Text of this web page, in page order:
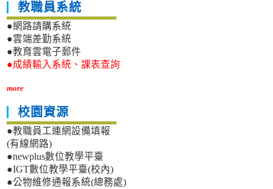
教職員系統
●網路請購系統
●雲端差勤系統
●教育雲電子郵件
●成績輸入系統、課表查詢
more
校園資源
●教職員工連網設備填報
(有線網路)
●newplus數位教學平臺
●IGT數位教學平臺(校內)
●公物維修通報系統(總務處)